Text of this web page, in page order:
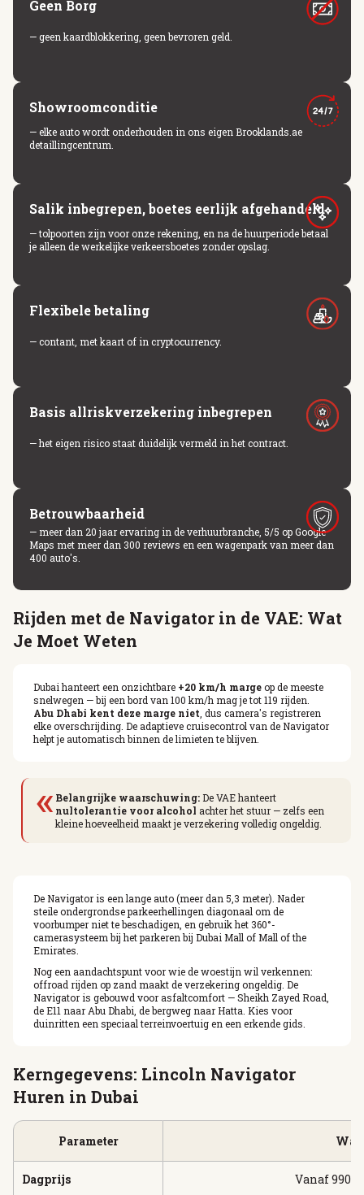
Geen Borg
— geen kaardblokkering, geen bevroren geld.
Showroomconditie
— elke auto wordt onderhouden in ons eigen Brooklands.ae
detaillingcentrum.
Salik inbegrepen, boetes eerlijk afgehandeld
— tolpoorten zijn voor onze rekening, en na de huurperiode betaal
je alleen de werkelijke verkeersboetes zonder opslag.
Flexibele betaling
— contant, met kaart of in cryptocurrency.
Basis allriskverzekering inbegrepen
— het eigen risico staat duidelijk vermeld in het contract.
Betrouwbaarheid
— meer dan 20 jaar ervaring in de verhuurbranche, 5/5 op Google
Maps met meer dan 300 reviews en een wagenpark van meer dan
400 auto's.
Rijden met de Navigator in de VAE: Wat
Je Moet Weten
Dubai hanteert een onzichtbare +20 km/h margeop de meeste
snelwegen — bij een bord van 100 km/h mag je tot 119 rijden.
Abu Dhabi kent deze marge niet, dus camera's registreren
elke overschrijding. De adaptieve cruisecontrol van de Navigator
helpt je automatisch binnen de limieten te blijven.
« Belangrijke waarschuwing:De VAE hanteert
nultolerantie voor alcohol achter het stuur — zelfs een
kleine hoeveelheid maakt je verzekering volledig ongeldig.
De Navigator is een lange auto (meer dan 5,3 meter). Nader
steile ondergrondse parkeerhellingen diagonaal om de
voorbumper niet te beschadigen, en gebruik het 360°-
camerasysteem bij het parkeren bij Dubai Mall of Mall of the
Emirates.
Nog een aandachtspunt voor wie de woestijn wil verkennen:
offroad rijden op zand maakt de verzekering ongeldig. De
Navigator is gebouwd voor asfaltcomfort — Sheikh Zayed Road,
de E11 naar Abu Dhabi, de bergweg naar Hatta. Kies voor
duinritten een speciaal terreinvoertuig en een erkende gids.
Kerngegevens: Lincoln Navigator
Huren in Dubai
Parameter
Dagprijs Vanaf 990